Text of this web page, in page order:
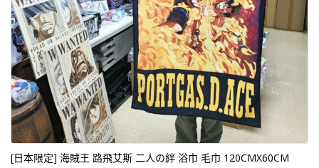
[日本限定] 海賊王 路飛艾斯 二人の絆 浴巾 毛巾 120CMX60CM